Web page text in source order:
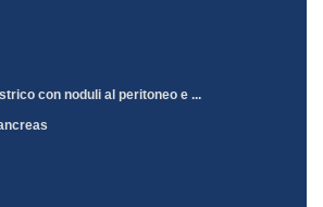
con noduli al peritoneo e ...